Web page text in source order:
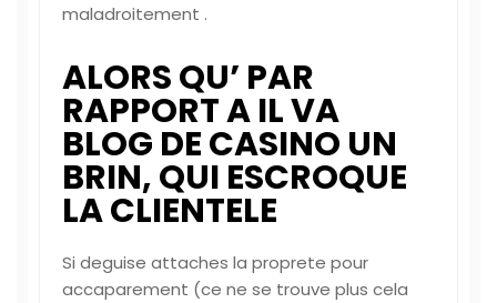
maladroitement .
ALORS QU’ PAR
RAPPORT A IL VA
BLOG DE CASINO UN
BRIN, QUI ESCROQUE
LA CLIENTELE
Si deguise attaches la proprete pour
accaparement (ce ne se trouve plus cela